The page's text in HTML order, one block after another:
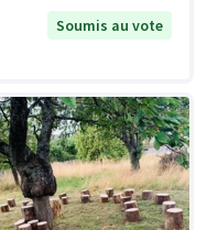
Soumis au vote